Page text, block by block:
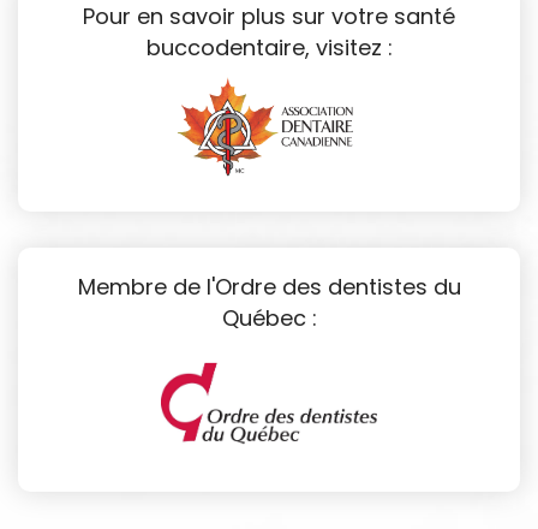
Pour en savoir plus sur votre santé
buccodentaire, visitez :
Membre de l'Ordre des dentistes du
Québec :